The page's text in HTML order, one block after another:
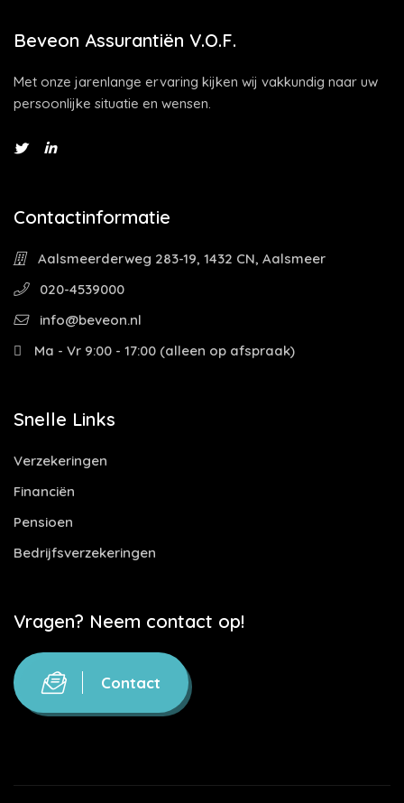
Beveon Assurantiën V.O.F.
Met onze jarenlange ervaring kijken wij vakkundig naar uw
persoonlijke situatie en wensen.
Contactinformatie
Aalsmeerderweg 283-19, 1432 CN, Aalsmeer
020-4539000
info@beveon.nl
Ma - Vr 9:00 - 17:00 (alleen op afspraak)
Snelle Links
Verzekeringen
Financiën
Pensioen
Bedrijfsverzekeringen
Vragen? Neem contact op!
Contact